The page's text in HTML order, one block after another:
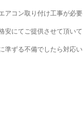
アコン取り付け工事が必要
安にてご提供させて頂いて
準ずる不備でしたら対応い